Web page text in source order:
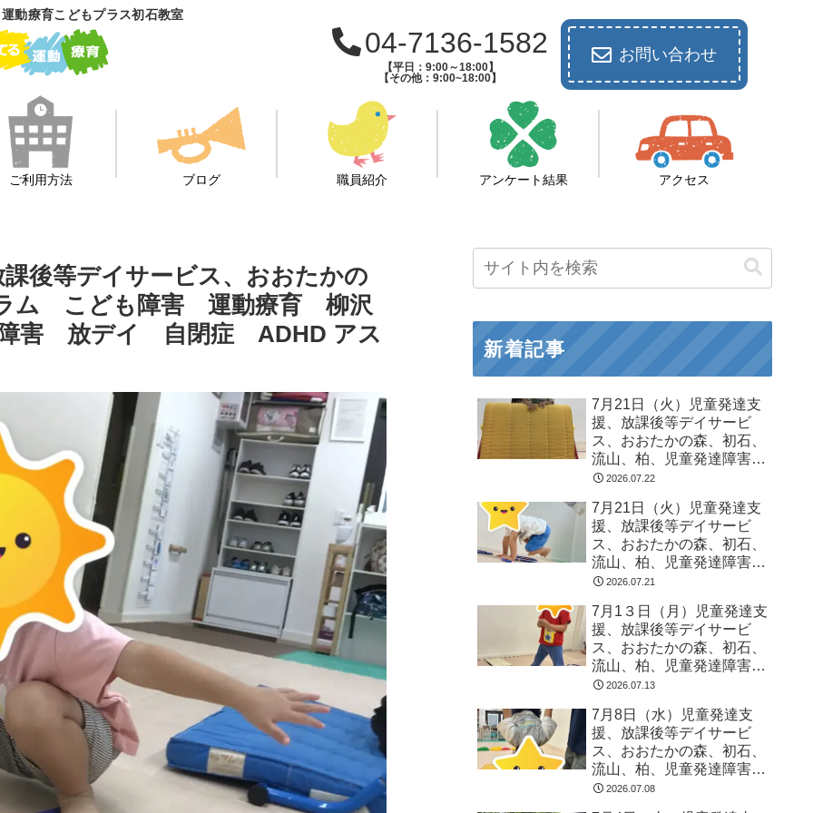
動療育こどもプラス初石教室
04-7136-1582
【平日：9:00～18:00】
【その他：9:00~18:00】
お問い合わせ
ご利用方法 ブログ 職員紹介 アンケート結果 アクセス
後等デイサービス、おおたかの
ラム こども障害 運動療育 柳沢
害 放デイ 自閉症 ADHD アス
新着記事
7月21日（火）児童発達支
援、放課後等デイサービ
ス、おおたかの森、初石、
流山、柏、児童発達障害
運動療育 柳沢運動プログ
る 発達障害 放デイ 自
閉症 ADHD アスペルガ
ー症候
2026.07.22
7月21日（火）児童発達支
援、放課後等デイサービ
ス、おおたかの森、初石、
流山、柏、児童発達障害
運動療育 柳沢運動プログ
る 発達障害 放デイ 自
閉症 ADHD アスペルガ
ー症候
2026.07.21
7月1３日（月）児童発達支
援、放課後等デイサービ
ス、おおたかの森、初石、
流山、柏、児童発達障害
運動療育 柳沢運動プログ
る 発達障害 放デイ 自
閉症 ADHD アスペルガ
ー症候
2026.07.13
7月8日（水）児童発達支
援、放課後等デイサービ
ス、おおたかの森、初石、
流山、柏、児童発達障害
運動療育 柳沢運動プログ
2026.07.08